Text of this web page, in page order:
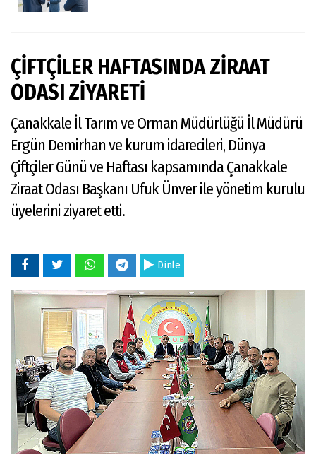
ÇİFTÇİLER HAFTASINDA ZİRAAT
ODASI ZİYARETİ
Çanakkale İl Tarım ve Orman Müdürlüğü İl Müdürü
Ergün Demirhan ve kurum idarecileri, Dünya
Çiftçiler Günü ve Haftası kapsamında Çanakkale
Ziraat Odası Başkanı Ufuk Ünver ile yönetim kurulu
üyelerini ziyaret etti.
Dinle